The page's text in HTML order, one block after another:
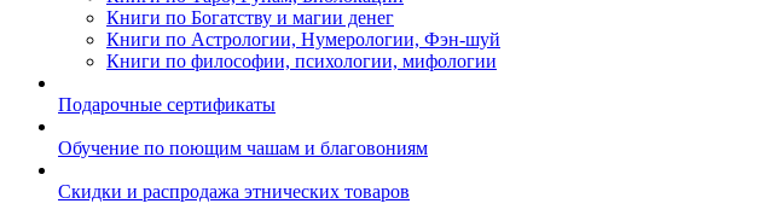
Книги по Богатству и магии денег
Книги по Астрологии, Нумерологии, Фэн-шуй
Книги по философии, психологии, мифологии
Подарочные сертификаты
Обучение по поющим чашам и благовониям
Скидки и распродажа этнических товаров